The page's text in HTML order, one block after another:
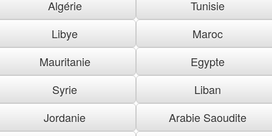
Algérie
Tunisie
Libye
Maroc
Mauritanie
Egypte
Syrie
Liban
Jordanie
Arabie Saoudite